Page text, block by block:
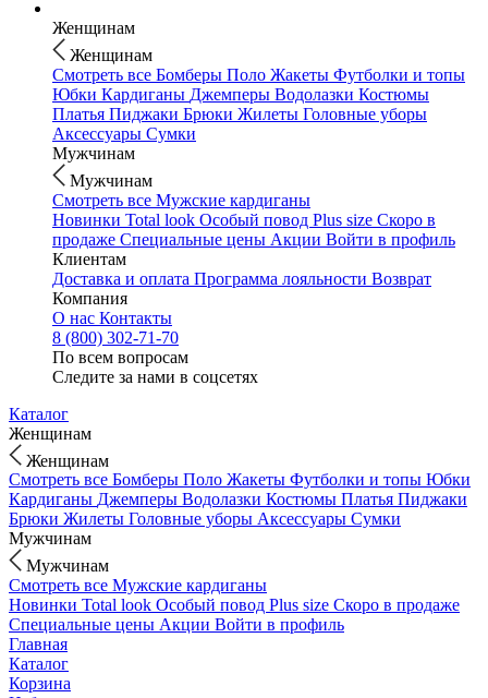
Женщинам
Женщинам
Смотреть все Бомберы Поло Жакеты Футболки и топы
Юбки Кардиганы Джемперы Водолазки Костюмы
Платья Пиджаки Брюки Жилеты Головные уборы
Аксессуары Сумки
Мужчинам
Мужчинам
Смотреть все Мужские кардиганы
Новинки Total look Особый повод Plus size Скоро в
продаже Специальные цены Акции Войти в профиль
Клиентам
Доставка и оплата Программа лояльности Возврат
Компания
О нас Контакты
8 (800) 302-71-70
По всем вопросам
Следите за нами в соцсетях
Каталог
Женщинам
Женщинам
Смотреть все Бомберы Поло Жакеты Футболки и топы Юбки
Кардиганы Джемперы Водолазки Костюмы Платья Пиджаки
Брюки Жилеты Головные уборы Аксессуары Сумки
Мужчинам
Мужчинам
Смотреть все Мужские кардиганы
Новинки Total look Особый повод Plus size Скоро в продаже
Специальные цены Акции Войти в профиль
Главная
Каталог
Корзина